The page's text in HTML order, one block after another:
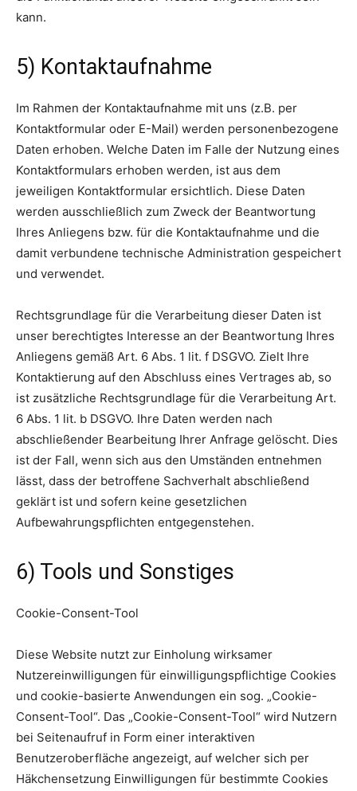
kann.
5) Kontaktaufnahme
Im Rahmen der Kontaktaufnahme mit uns (z.B. per
Kontaktformular oder E-Mail) werden personenbezogene
Daten erhoben. Welche Daten im Falle der Nutzung eines
Kontaktformulars erhoben werden, ist aus dem
jeweiligen Kontaktformular ersichtlich. Diese Daten
werden ausschließlich zum Zweck der Beantwortung
Ihres Anliegens bzw. für die Kontaktaufnahme und die
damit verbundene technische Administration gespeichert
und verwendet.
Rechtsgrundlage für die Verarbeitung dieser Daten ist
unser berechtigtes Interesse an der Beantwortung Ihres
Anliegens gemäß Art. 6 Abs. 1 lit. f DSGVO. Zielt Ihre
Kontaktierung auf den Abschluss eines Vertrages ab, so
ist zusätzliche Rechtsgrundlage für die Verarbeitung Art.
6 Abs. 1 lit. b DSGVO. Ihre Daten werden nach
abschließender Bearbeitung Ihrer Anfrage gelöscht. Dies
ist der Fall, wenn sich aus den Umständen entnehmen
lässt, dass der betroffene Sachverhalt abschließend
geklärt ist und sofern keine gesetzlichen
Aufbewahrungspflichten entgegenstehen.
6) Tools und Sonstiges
Cookie-Consent-Tool
Diese Website nutzt zur Einholung wirksamer
Nutzereinwilligungen für einwilligungspflichtige Cookies
und cookie-basierte Anwendungen ein sog. „Cookie-
Consent-Tool“. Das „Cookie-Consent-Tool“ wird Nutzern
bei Seitenaufruf in Form einer interaktiven
Benutzeroberfläche angezeigt, auf welcher sich per
Häkchensetzung Einwilligungen für bestimmte Cookies